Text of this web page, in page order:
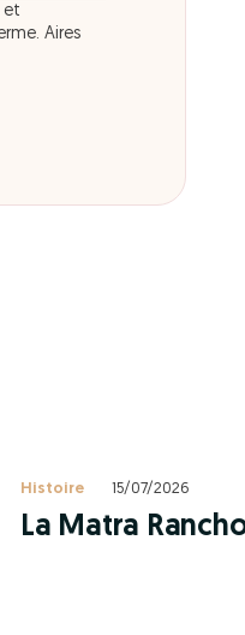
et
Aires
Histoire 15/07/2026
La Matra